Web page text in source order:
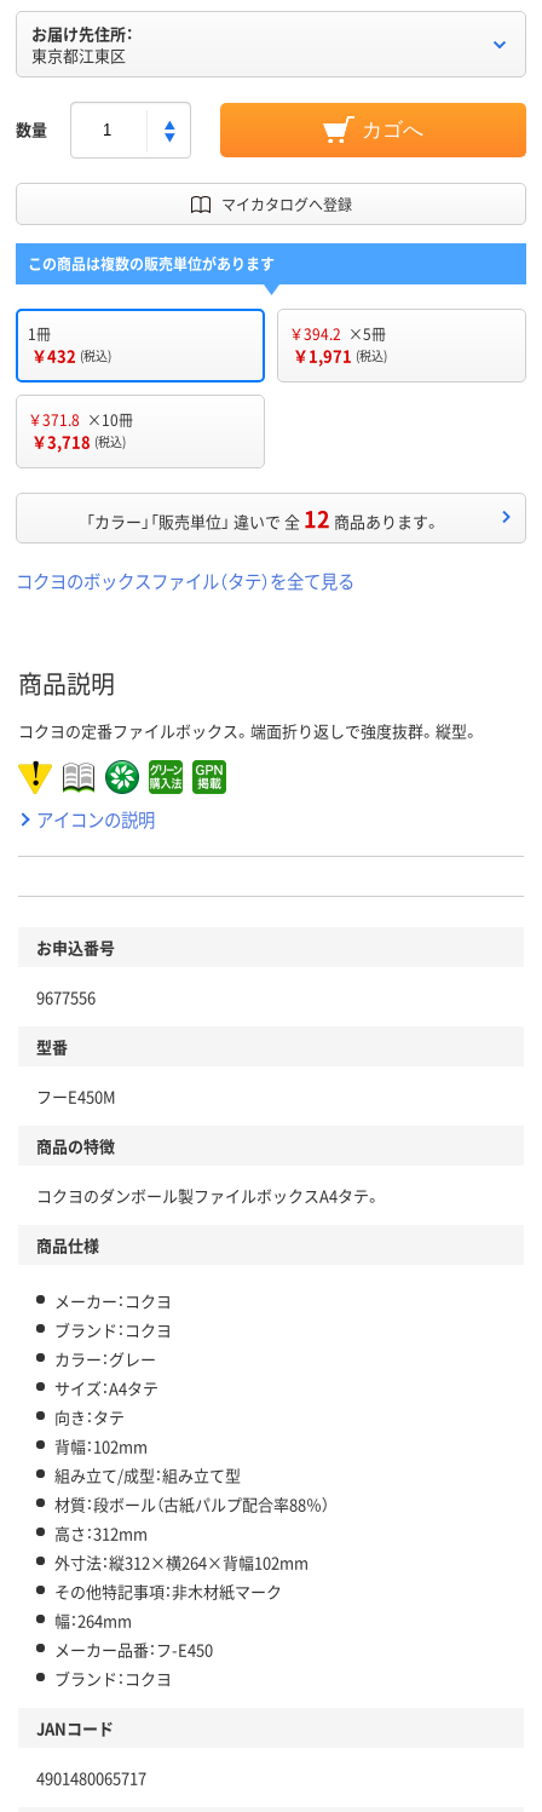
お届け先住所：
東京都江東区
数量 カゴへ
マイカタログへ登録
この商品は複数の販売単位があります
1冊
￥432 (税込)
￥394.2 ×5冊
￥1,971 (税込)
￥371.8 ×10冊
￥3,718 (税込)
「カラー」「販売単位」 違いで 全 12 商品あります。
コクヨのボックスファイル（タテ）を全て見る
商品説明
コクヨの定番ファイルボックス。端面折り返しで強度抜群。縦型。
アイコンの説明
お申込番号
9677556
型番
フーE450M
商品の特徴
コクヨのダンボール製ファイルボックスA4タテ。
商品仕様
メーカー：コクヨ
ブランド：コクヨ
カラー：グレー
サイズ：A4タテ
向き：タテ
背幅：102mm
組み立て/成型：組み立て型
材質：段ボール（古紙パルプ配合率88％）
高さ：312mm
外寸法：縦312×横264×背幅102mm
その他特記事項：非木材紙マーク
幅：264mm
メーカー品番：フ-E450
ブランド：コクヨ
JANコード
4901480065717